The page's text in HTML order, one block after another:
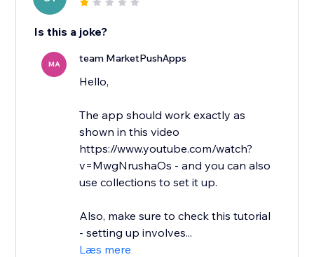
Is this a joke?
MA team MarketPushApps
Hello,
The app should work exactly as
shown in this video
https://www.youtube.com/watch?
v=MwgNrushaOs - and you can also
use collections to set it up.
Also, make sure to check this tutorial
- setting up involves...
Læs mere